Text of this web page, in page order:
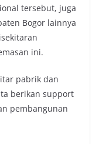
tersebut, juga
Bogor lainnya
ini.
pabrik dan
berikan support
pembangunan